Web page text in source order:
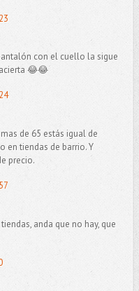
con el cuello la sigue
😂😂
de 65 estás igual de
en tiendas de barrio. Y
precio.
anda que no hay, que